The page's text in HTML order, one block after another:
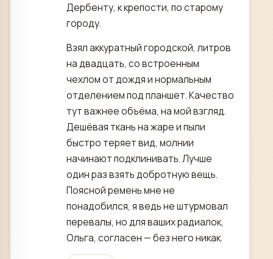
Дербенту, к крепости, по старому
городу.
Взял аккуратный городской, литров
на двадцать, со встроенным
чехлом от дождя и нормальным
отделением под планшет. Качество
тут важнее объёма, на мой взгляд.
Дешёвая ткань на жаре и пыли
быстро теряет вид, молнии
начинают подклинивать. Лучше
один раз взять добротную вещь.
Поясной ремень мне не
понадобился, я ведь не штурмовал
перевалы, но для ваших радиалок,
Ольга, согласен — без него никак.